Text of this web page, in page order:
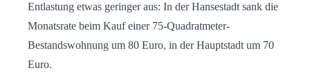
Entlastung etwas geringer aus: In der Hansestadt sank die
Monatsrate beim Kauf einer 75-Quadratmeter-
Bestandswohnung um 80 Euro, in der Hauptstadt um 70
Euro.